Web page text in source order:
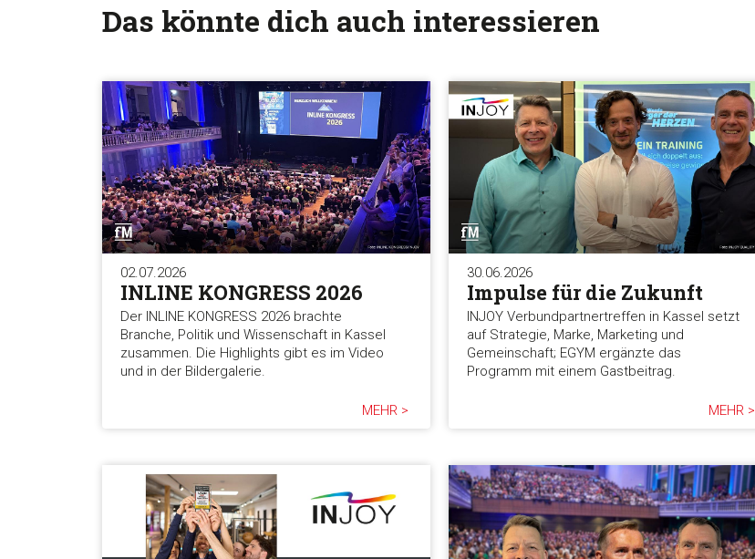
Das könnte dich auch interessieren
02.07.2026
INLINE KONGRESS 2026
Der INLINE KONGRESS 2026 brachte
Branche, Politik und Wissenschaft in Kassel
zusammen. Die Highlights gibt es im Video
und in der Bildergalerie.
MEHR >
30.06.2026
Impulse für die Zukunft
INJOY Verbundpartnertreffen in Kassel setzt
auf Strategie, Marke, Marketing und
Gemeinschaft; EGYM ergänzte das
Programm mit einem Gastbeitrag.
MEHR >